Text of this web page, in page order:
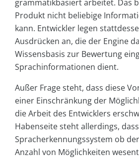
grammatikbasiert arbeitet. Das
Produkt nicht beliebige
kann. Entwickler legen
Ausdrücken an, die der Engine
Wissensbasis zur Bewertung
Sprachinformationen dient.
Außer Frage steht, dass diese
einer Einschränkung der
die Arbeit des Entwicklers
Habenseite steht allerdings,
Spracherkennungssystem ob
Anzahl von Möglichkeiten